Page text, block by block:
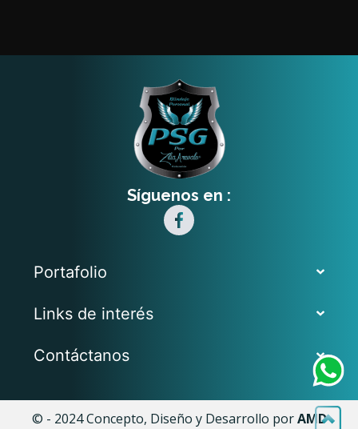
Síguenos en :
Portafolio
Links de interés
Contáctanos
© - 2024 Concepto, Diseño y Desarrollo porAMD